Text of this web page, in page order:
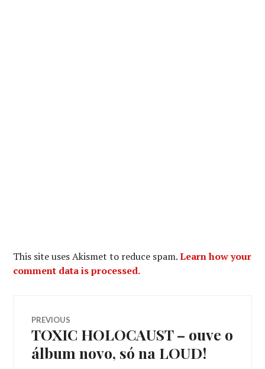
This site uses Akismet to reduce spam.Learn how your
comment data is processed.
Navegação
de
PREVIOUS
Previous
post:
TOXIC HOLOCAUST – ouve o
álbum novo, só na LOUD!